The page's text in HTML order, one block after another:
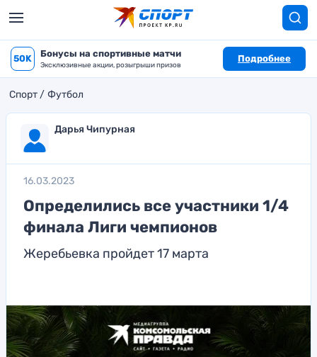
50K Бонусы на спортивные матчи
Эксклюзивные акции, розыгрыши призов
Подробнее
Спорт Футбол
Дарья Чипурная
16.03.2023
Определились все участники 1/4
финала Лиги чемпионов
Жеребьевка пройдет 17 марта